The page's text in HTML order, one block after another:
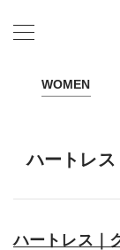
カテゴリー
WOMEN
ハートレ
ハートレス｜